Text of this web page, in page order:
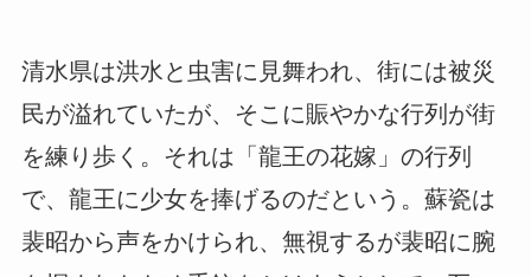
清水県は洪水と虫害に見舞われ、街には被災
民が溢れていたが、そこに賑やかな行列が街
を練り歩く。それは「龍王の花嫁」の行列
で、龍王に少女を捧げるのだという。蘇瓷は
裴昭から声をかけられ、無視するが裴昭に腕